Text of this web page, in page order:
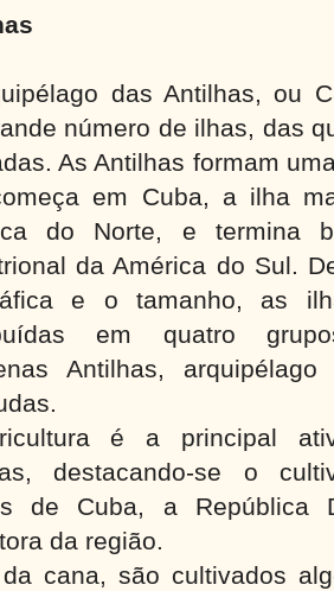
das Antilhas, ou
número de ilhas, das
As Antilhas formam
em Cuba, a ilha
do Norte, e termina
da América do Sul.
e o tamanho, as
em quatro
Antilhas,
é a principal
destacando-se o
de Cuba, a República
da região.
cana, são cultivados